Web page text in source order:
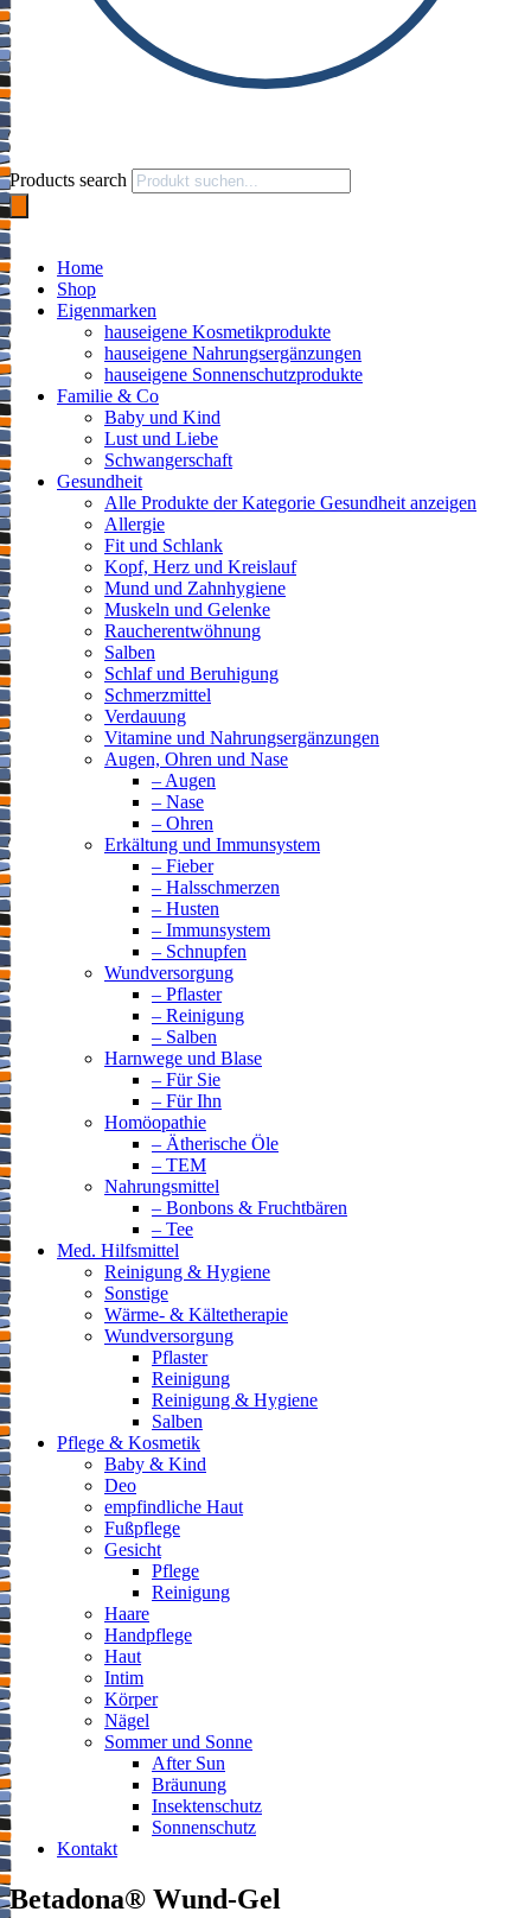
Products search
Home
Shop
Eigenmarken
hauseigene Kosmetikprodukte
hauseigene Nahrungsergänzungen
hauseigene Sonnenschutzprodukte
Familie & Co
Baby und Kind
Lust und Liebe
Schwangerschaft
Gesundheit
Alle Produkte der Kategorie Gesundheit anzeigen
Allergie
Fit und Schlank
Kopf, Herz und Kreislauf
Mund und Zahnhygiene
Muskeln und Gelenke
Raucherentwöhnung
Salben
Schlaf und Beruhigung
Schmerzmittel
Verdauung
Vitamine und Nahrungsergänzungen
Augen, Ohren und Nase
– Augen
– Nase
– Ohren
Erkältung und Immunsystem
– Fieber
– Halsschmerzen
– Husten
– Immunsystem
– Schnupfen
Wundversorgung
– Pflaster
– Reinigung
– Salben
Harnwege und Blase
– Für Sie
– Für Ihn
Homöopathie
– Ätherische Öle
– TEM
Nahrungsmittel
– Bonbons & Fruchtbären
– Tee
Med. Hilfsmittel
Reinigung & Hygiene
Sonstige
Wärme- & Kältetherapie
Wundversorgung
Pflaster
Reinigung
Reinigung & Hygiene
Salben
Pflege & Kosmetik
Baby & Kind
Deo
empfindliche Haut
Fußpflege
Gesicht
Pflege
Reinigung
Haare
Handpflege
Haut
Intim
Körper
Nägel
Sommer und Sonne
After Sun
Bräunung
Insektenschutz
Sonnenschutz
Kontakt
Betadona® Wund-Gel